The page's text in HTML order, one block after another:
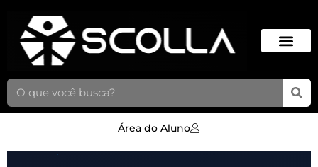
Área do Aluno